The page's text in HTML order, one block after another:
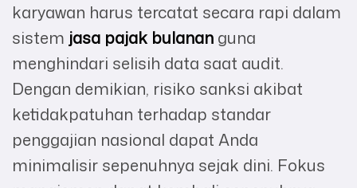
karyawan harus tercatat secara rapi dalam
sistem jasa pajak bulanan guna
menghindari selisih data saat audit.
Dengan demikian, risiko sanksi akibat
ketidakpatuhan terhadap standar
penggajian nasional dapat Anda
minimalisir sepenuhnya sejak dini. Fokus